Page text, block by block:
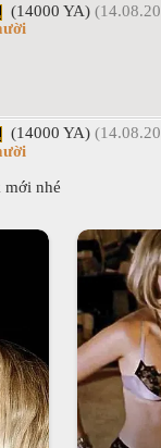
(14000 YA)
(14000 YA)
mới nhé